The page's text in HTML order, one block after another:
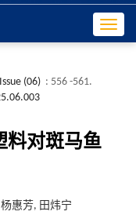
Issue (06) : 556 -561.
料对斑马鱼
惠芳, 田炜宁